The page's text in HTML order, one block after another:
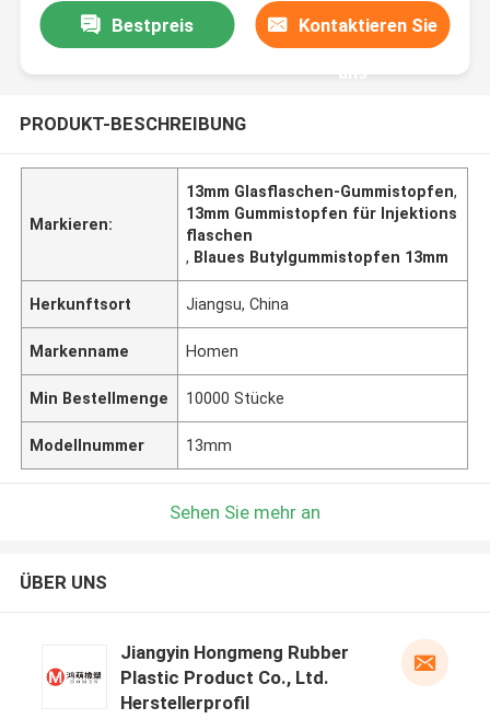
Bestpreis Kontaktieren Sie
uns
PRODUKT-BESCHREIBUNG
Markieren:
13mm Glasflaschen-Gummistopfen,
13mm Gummistopfen für Injektions
flaschen
, Blaues Butylgummistopfen 13mm
Herkunftsort Jiangsu, China
Markenname Homen
Min Bestellmenge 10000 Stücke
Modellnummer 13mm
Sehen Sie mehr an
ÜBER UNS
Jiangyin Hongmeng Rubber
Plastic Product Co., Ltd.
Herstellerprofil